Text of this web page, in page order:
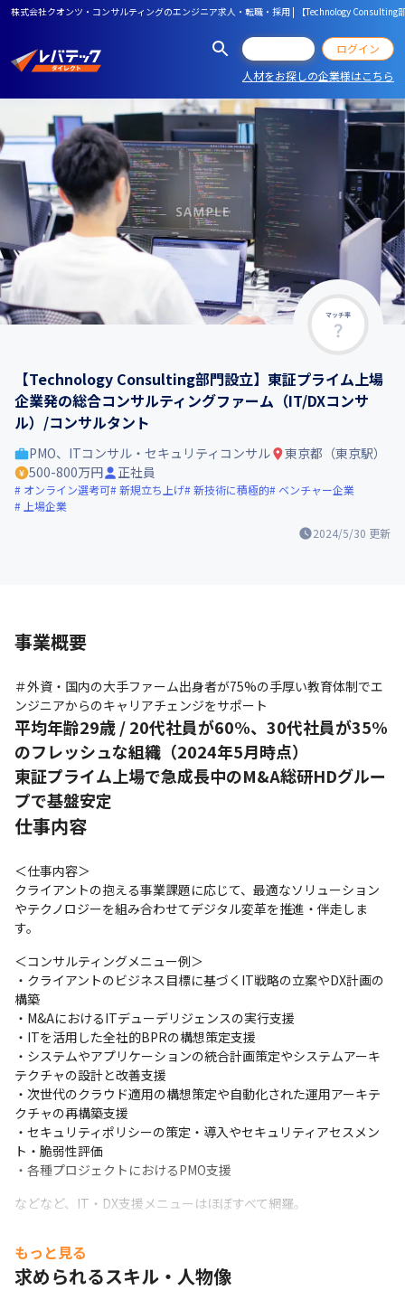
株式会社クオンツ・コンサルティングのエンジニア求人・転職・採用 | 【Technology
ログイン
人材をお探しの企業様はこちら
マッチ率
【Technology Consulting部門設立】東証プライム上場
企業発の総合コンサルティングファーム（IT/DXコンサ
ル）/コンサルタント
2024/5/30 更新
PMO、ITコンサル・セキュリティコンサル
東京都（東京駅）
500-800万円
正社員
オンライン選考可 新規立ち上げ 新技術に積極的
ベンチャー企業
上場企業
事業概要
＃外資・国内の大手ファーム出身者が75%の手厚い教育体制でエ
ンジニアからのキャリアチェンジをサポート
平均年齢29歳 / 20代社員が60%、30代社員が35%
のフレッシュな組織（2024年5月時点）
東証プライム上場で急成長中のM&A総研HDグルー
プで基盤安定
仕事内容
＜仕事内容＞
クライアントの抱える事業課題に応じて、最適なソリューション
やテクノロジーを組み合わせてデジタル変革を推進・伴走しま
す。
＜コンサルティングメニュー例＞
・クライアントのビジネス目標に基づくIT戦略の立案やDX計画の
構築
・M&AにおけるITデューデリジェンスの実行支援
・ITを活用した全社的BPRの構想策定支援
・システムやアプリケーションの統合計画策定やシステムアーキ
テクチャの設計と改善支援
・次世代のクラウド適用の構想策定や自動化された運用アーキテ
クチャの再構築支援
・セキュリティポリシーの策定・導入やセキュリティアセスメン
ト・脆弱性評価
・各種プロジェクトにおけるPMO支援
などなど、IT・DX支援メニューはほぼすべて網羅。
弊社は、株式会社M＆A総研ホールディングス（東証プライム：
9552）の子会社として2023年10月に設立した総合コンサルティン
もっと見る
求められるスキル・人物像